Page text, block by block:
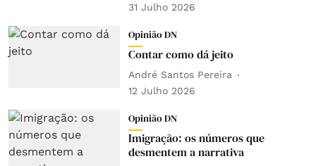
31 Julho 2026
Opinião DN
Contar como dá jeito
André Santos Pereira
12 Julho 2026
Opinião DN
Imigração: os números que
desmentem a narrativa